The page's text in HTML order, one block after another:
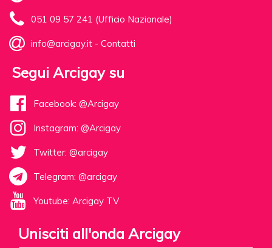
051 09 57 241 (Ufficio Nazionale)
info@arcigay.it - Contatti
Segui Arcigay su
Facebook: @Arcigay
Instagram: @Arcigay
Twitter: @arcigay
Telegram: @arcigay
Youtube: Arcigay TV
Unisciti all'onda Arcigay